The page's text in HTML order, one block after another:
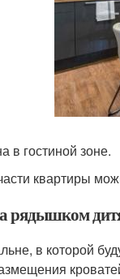
в гостиной зоне.
квартиры
рядышком
в которой